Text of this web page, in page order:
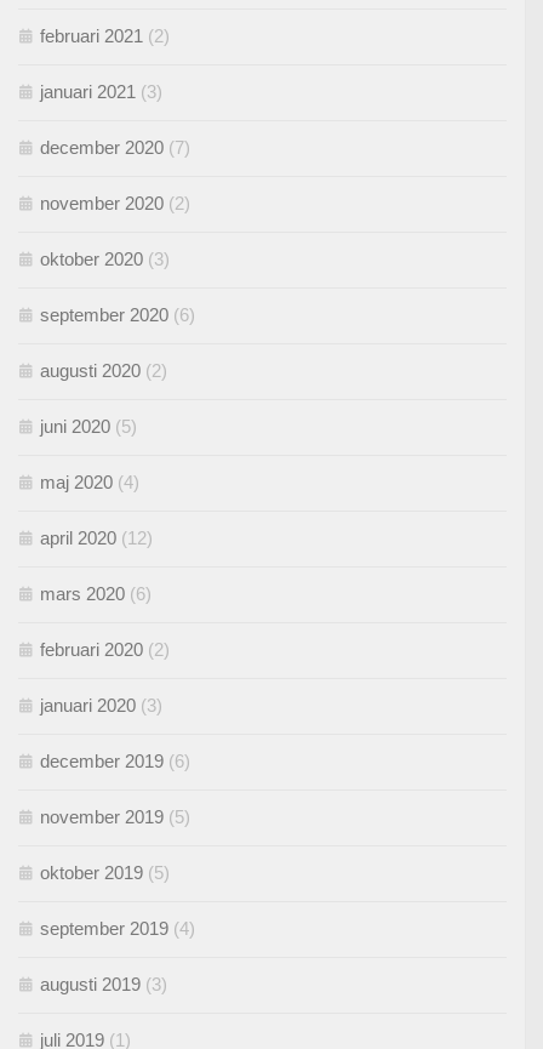
februari 2021 (2)
januari 2021 (3)
december 2020 (7)
november 2020 (2)
oktober 2020 (3)
september 2020 (6)
augusti 2020 (2)
juni 2020 (5)
maj 2020 (4)
april 2020 (12)
mars 2020 (6)
februari 2020 (2)
januari 2020 (3)
december 2019 (6)
november 2019 (5)
oktober 2019 (5)
september 2019 (4)
augusti 2019 (3)
juli 2019 (1)